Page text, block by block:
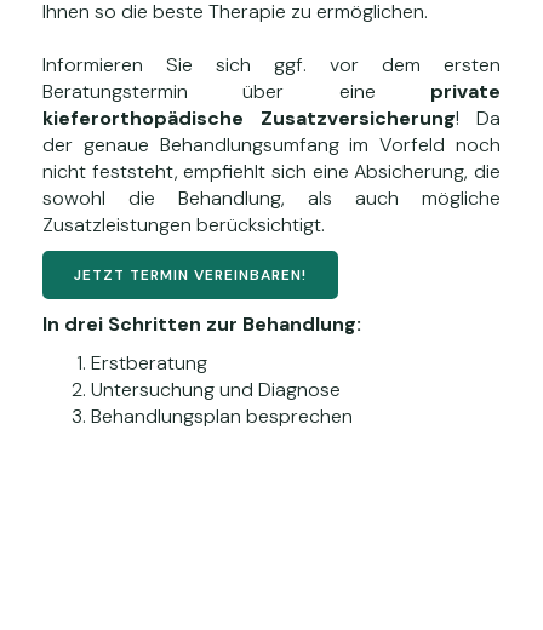
Ihnen so die beste Therapie zu ermöglichen.
Informieren Sie sich ggf. vor dem ersten
Beratungstermin über eine private
kieferorthopädische Zusatzversicherung! Da
der genaue Behandlungsumfang im Vorfeld noch
nicht feststeht, empfiehlt sich eine Absicherung, die
sowohl die Behandlung, als auch mögliche
Zusatzleistungen berücksichtigt.
JETZT TERMIN VEREINBAREN!
In drei Schritten zur Behandlung:
Erstberatung
Untersuchung und Diagnose
Behandlungsplan besprechen